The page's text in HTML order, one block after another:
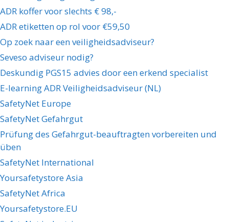
ADR koffer voor slechts € 98,-
ADR etiketten op rol voor €59,50
Op zoek naar een veiligheidsadviseur?
Seveso adviseur nodig?
Deskundig PGS15 advies door een erkend specialist
E-learning ADR Veiligheidsadviseur (NL)
SafetyNet Europe
SafetyNet Gefahrgut
Prüfung des Gefahrgut-beauftragten vorbereiten und
üben
SafetyNet International
Yoursafetystore Asia
SafetyNet Africa
Yoursafetystore.EU